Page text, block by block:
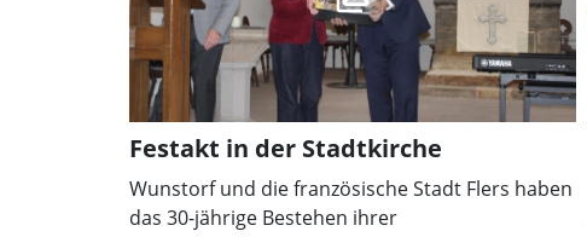
Festakt in der Stadtkirche
Wunstorf und die französische Stadt Flers haben
das 30-jährige Bestehen ihrer